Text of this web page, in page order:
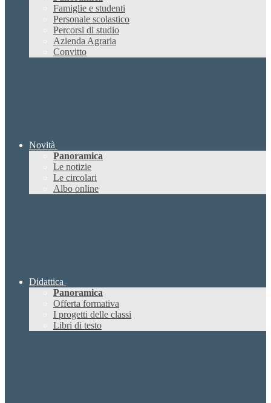
Famiglie e studenti
Personale scolastico
Percorsi di studio
Azienda Agraria
Convitto
Novità
Panoramica
Le notizie
Le circolari
Albo online
Didattica
Panoramica
Offerta formativa
I progetti delle classi
Libri di testo